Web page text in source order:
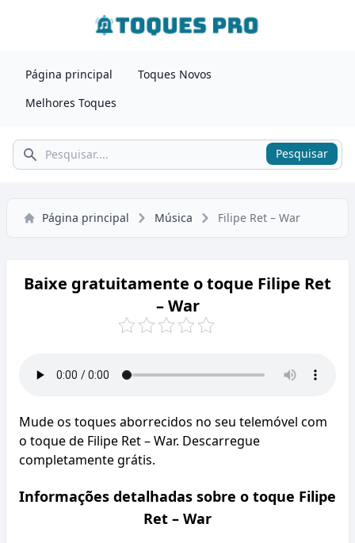
Página principal
Toques Novos
Melhores Toques
Pesquisar Pesquisar
Página principal Música Filipe Ret – War
Baixe gratuitamente o toque Filipe Ret
– War
Mude os toques aborrecidos no seu telemóvel com
o toque de Filipe Ret – War. Descarregue
completamente grátis.
Informações detalhadas sobre o toque Filipe
Ret – War